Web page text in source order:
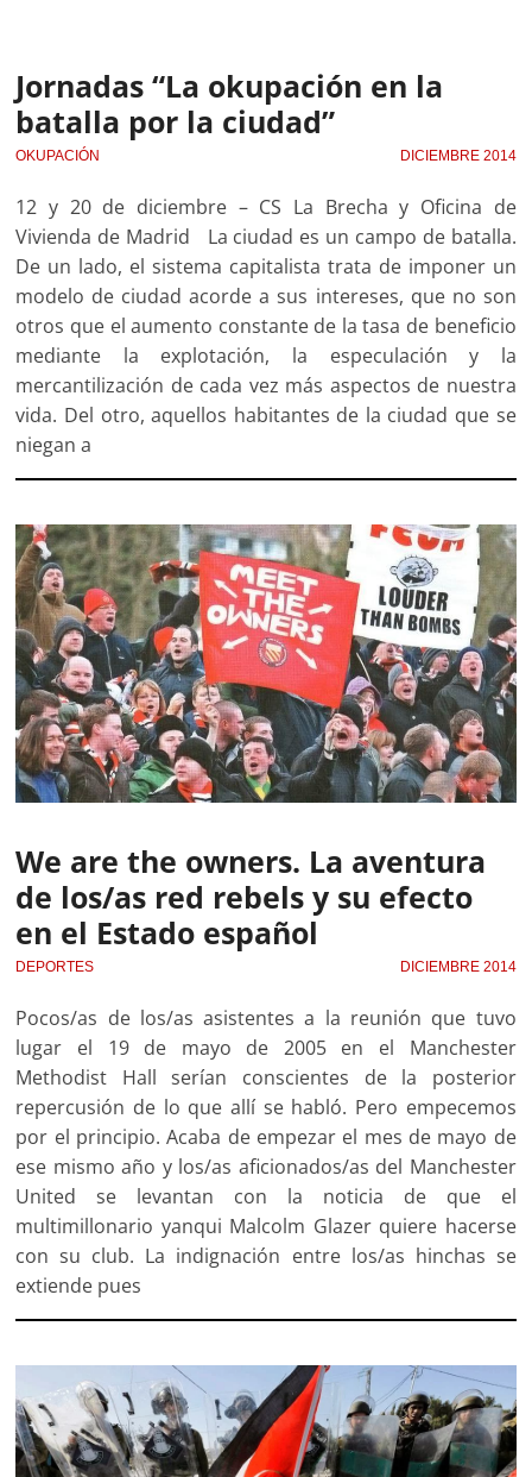
Jornadas “La okupación en la
batalla por la ciudad”
OKUPACIÓN DICIEMBRE 2014
12 y 20 de diciembre – CS La Brecha y Oficina de
Vivienda de Madrid La ciudad es un campo de batalla.
De un lado, el sistema capitalista trata de imponer un
modelo de ciudad acorde a sus intereses, que no son
otros que el aumento constante de la tasa de beneficio
mediante la explotación, la especulación y la
mercantilización de cada vez más aspectos de nuestra
vida. Del otro, aquellos habitantes de la ciudad que se
niegan a
We are the owners. La aventura
de los/as red rebels y su efecto
en el Estado español
DEPORTES DICIEMBRE 2014
Pocos/as de los/as asistentes a la reunión que tuvo
lugar el 19 de mayo de 2005 en el Manchester
Methodist Hall serían conscientes de la posterior
repercusión de lo que allí se habló. Pero empecemos
por el principio. Acaba de empezar el mes de mayo de
ese mismo año y los/as aficionados/as del Manchester
United se levantan con la noticia de que el
multimillonario yanqui Malcolm Glazer quiere hacerse
con su club. La indignación entre los/as hinchas se
extiende pues